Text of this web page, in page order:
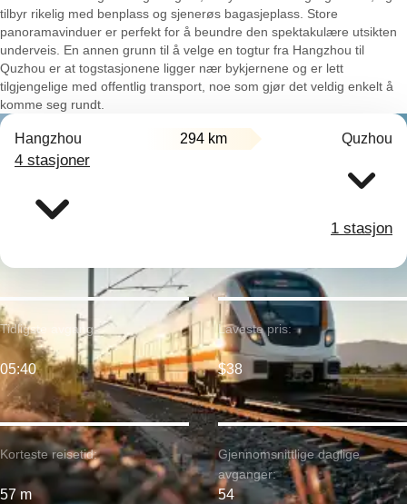
tilbyr rikelig med benplass og sjenerøs bagasjeplass. Store
panoramavinduer er perfekt for å beundre den spektakulære utsikten
underveis. En annen grunn til å velge en togtur fra Hangzhou til
Quzhou er at togstasjonene ligger nær bykjernene og er lett
tilgjengelige med offentlig transport, noe som gjør det veldig enkelt å
komme seg rundt.
Hangzhou 294 km Quzhou
4 stasjoner
1 stasjon
Korteste reisetid:
57 m
Tidligste avgang:
05:40
Laveste pris:
$38
Gjennomsnittlige daglige
avganger:
54